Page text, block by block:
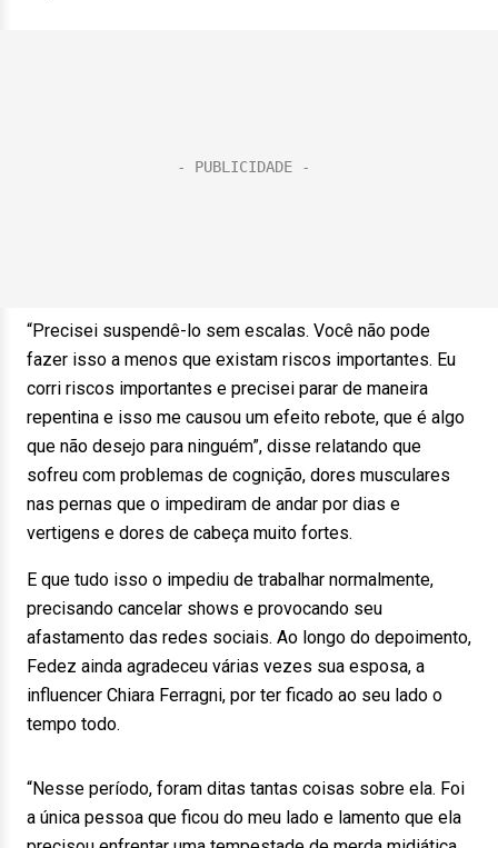
“Precisei suspendê-lo sem escalas. Você não pode
fazer isso a menos que existam riscos importantes. Eu
corri riscos importantes e precisei parar de maneira
repentina e isso me causou um efeito rebote, que é algo
que não desejo para ninguém”, disse relatando que
sofreu com problemas de cognição, dores musculares
nas pernas que o impediram de andar por dias e
vertigens e dores de cabeça muito fortes.
E que tudo isso o impediu de trabalhar normalmente,
precisando cancelar shows e provocando seu
afastamento das redes sociais. Ao longo do depoimento,
Fedez ainda agradeceu várias vezes sua esposa, a
influencer Chiara Ferragni, por ter ficado ao seu lado o
tempo todo.
“Nesse período, foram ditas tantas coisas sobre ela. Foi
a única pessoa que ficou do meu lado e lamento que ela